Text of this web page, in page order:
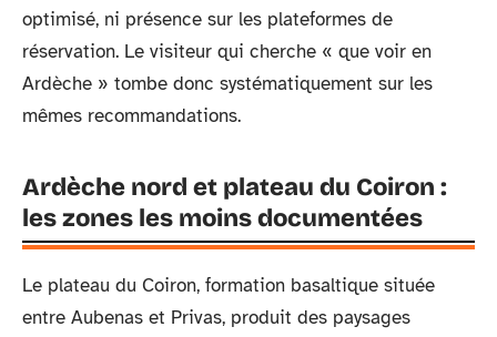
optimisé, ni présence sur les plateformes de
réservation. Le visiteur qui cherche « que voir en
Ardèche » tombe donc systématiquement sur les
mêmes recommandations.
Ardèche nord et plateau du Coiron :
les zones les moins documentées
Le plateau du Coiron, formation basaltique située
entre Aubenas et Privas, produit des paysages